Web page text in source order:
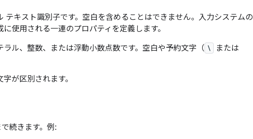
テキスト識別子です。空白を含めることはできません。入力システムの
使用される一連のプロパティを定義します。
ル、整数、または浮動小数点数です。空白や予約文字（ \ または
が区別されます。
続きます。例: